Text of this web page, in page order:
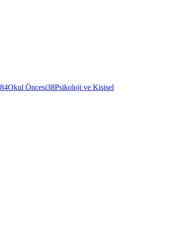
84Okul Öncesi38Psikoloji ve Kişisel